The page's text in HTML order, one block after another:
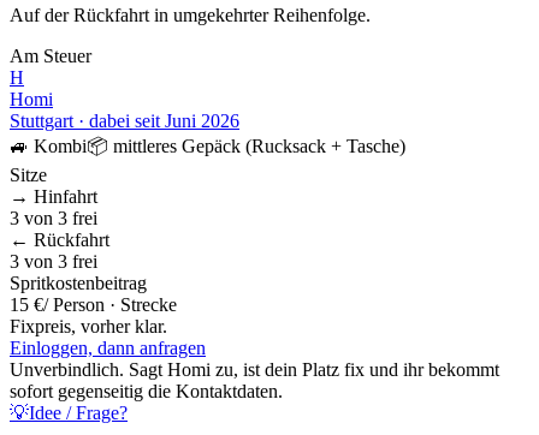
Auf der Rückfahrt in umgekehrter Reihenfolge.
Am Steuer
H
Homi
Stuttgart · dabei seit Juni 2026
🚙 Kombi📦 mittleres Gepäck (Rucksack + Tasche)
Sitze
→ Hinfahrt
3 von 3 frei
← Rückfahrt
3 von 3 frei
Spritkostenbeitrag
15 €/ Person · Strecke
Fixpreis, vorher klar.
Einloggen, dann anfragen
Unverbindlich. Sagt Homi zu, ist dein Platz fix und ihr bekommt
sofort gegenseitig die Kontaktdaten.
💡Idee / Frage?